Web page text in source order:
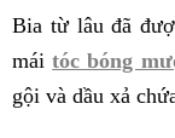
Bia từ lâu đã
máitóc bóng
gội và dầu xả